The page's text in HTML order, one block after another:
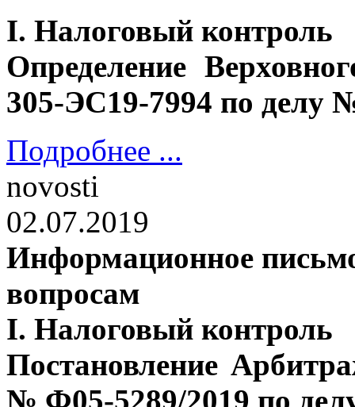
I. Налоговый контроль
Определение
305-ЭС19-7994 по делу
Подробнее ...
novosti
02.07.2019
Информационное
вопросам
I. Налоговый контроль
Постановление
№ Ф05-5289/2019 по